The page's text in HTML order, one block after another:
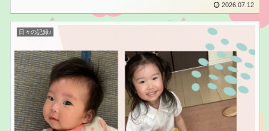
2026.07.12
日々の記録♪